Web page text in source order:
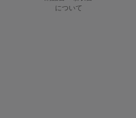
について